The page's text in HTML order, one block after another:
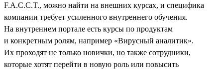
F.A.C.C.T., можно найти на внешних курсах, и специфика
компании требует усиленного внутреннего обучения.
На внутреннем портале есть курсы по продуктам
и конкретным ролям, например «Вирусный аналитик».
Их проходят не только новички, но также сотрудники,
которые хотят перейти в новую роль или повысить